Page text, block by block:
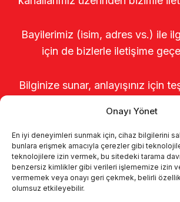
Onayı Yönet
En iyi deneyimleri sunmak için, cihaz bilgilerini
bunlara erişmek amacıyla çerezler gibi
teknolojilere izin vermek, bu sitedeki tarama
benzersiz kimlikler gibi verileri işlememize izin
vermemek veya onayı geri çekmek, belirli
olumsuz etkileyebilir.
Bayilerimiz (isim, adres vs.) ile
için de bizlerle iletişime
Bilginize sunar, anlayışınız için